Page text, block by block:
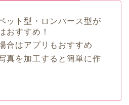
ット型・ロンパース型が
おすすめ！
合はアプリもおすすめ
真を加工すると簡単に作